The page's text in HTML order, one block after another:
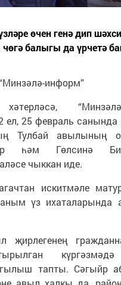
өчен генә дип шәхси
балыгы да үрчетә
информ”
“Минзәлә”-
ел, 25 февраль санында
Тулбай авылының
һәм Гөлсинә
чыккан иде.
искитмәле
үз ихаталарында
тапты. Сәгыйр